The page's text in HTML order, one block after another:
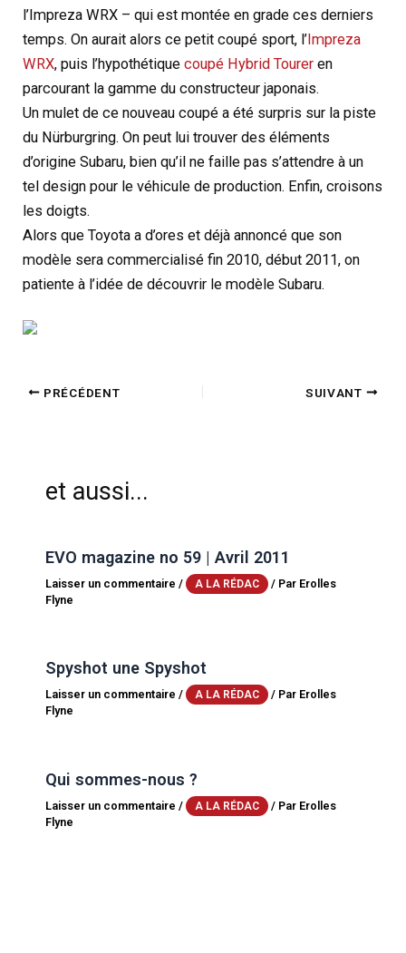
l’Impreza WRX – qui est montée en grade ces derniers
temps. On aurait alors ce petit coupé sport, l’ Impreza
WRX, puis l’hypothétiquecoupé Hybrid Tourer en
parcourant la gamme du constructeur japonais.
Un mulet de ce nouveau coupé a été surpris sur la piste
du Nürburgring. On peut lui trouver des éléments
d’origine Subaru, bien qu’il ne faille pas s’attendre à un
tel design pour le véhicule de production. Enfin, croisons
les doigts.
Alors que Toyota a d’ores et déjà annoncé que son
modèle sera commercialisé fin 2010, début 2011, on
patiente à l’idée de découvrir le modèle Subaru.
PRÉCÉDENT SUIVANT
et aussi...
EVO magazine no 59 | Avril 2011
Laisser un commentaire / A LA RÉDAC / Par Erolles
Flyne
Spyshot une Spyshot
Laisser un commentaire / A LA RÉDAC / Par Erolles
Flyne
Qui sommes-nous ?
Laisser un commentaire / A LA RÉDAC / Par Erolles
Flyne